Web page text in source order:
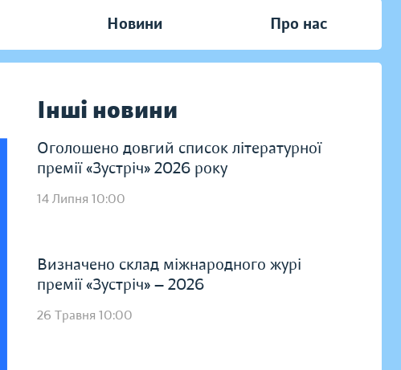
Новини Про нас
Інші новини
Оголошено довгий список літературної
премії «Зустріч» 2026 року
14 Липня 10:00
Визначено склад міжнародного журі
премії «Зустріч» — 2026
26 Травня 10:00